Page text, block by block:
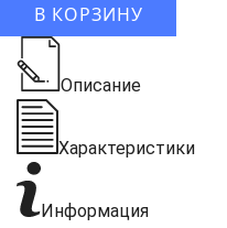
В КОРЗИНУ
Описание
Характеристики
Информация